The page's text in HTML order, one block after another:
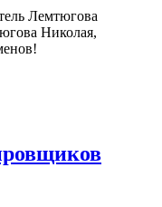
Лемтюгова
Николая,